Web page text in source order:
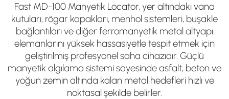
Fast MD-100 Manyetik Locator, yer altındaki vana
kutuları, rögar kapakları, menhol sistemleri, buşakle
bağlantıları ve diğer ferromanyetik metal altyapı
elemanlarını yüksek hassasiyetle tespit etmek için
geliştirilmiş profesyonel saha cihazıdır. Güçlü
manyetik algılama sistemi sayesinde asfalt, beton ve
yoğun zemin altında kalan metal hedefleri hızlı ve
noktasal şekilde belirler.